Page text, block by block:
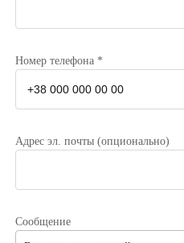
Номер телефона *
Адрес эл. почты (опционально)
Сообщение